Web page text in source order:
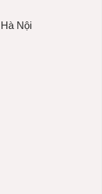
Nội